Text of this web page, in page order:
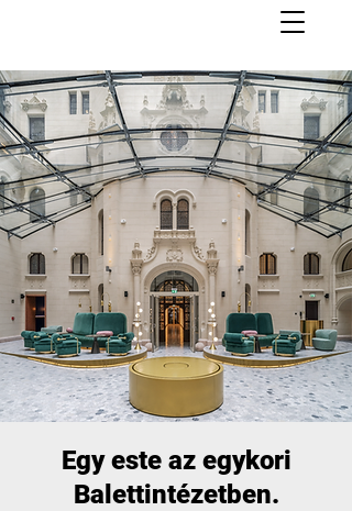
Egy este az egykori
Balettintézetben.